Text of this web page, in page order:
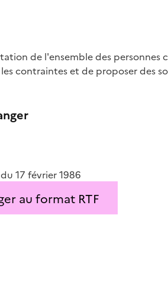
de l'ensemble des
contraintes et de proposer des
17 février 1986
au format RTF